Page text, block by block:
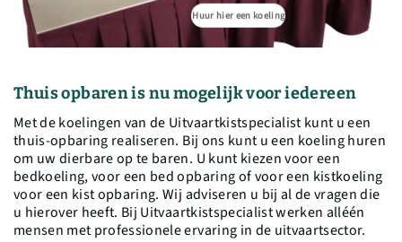
Huur hier een koeling
Thuis opbaren is nu mogelijk voor iedereen
Met de koelingen van de Uitvaartkistspecialist kunt u een
thuis-opbaring realiseren. Bij ons kunt u een koeling huren
om uw dierbare op te baren. U kunt kiezen voor een
bedkoeling, voor een bed opbaring of voor een kistkoeling
voor een kist opbaring. Wij adviseren u bij al de vragen die
u hierover heeft. Bij Uitvaartkistspecialist werken alléén
mensen met professionele ervaring in de uitvaartsector.